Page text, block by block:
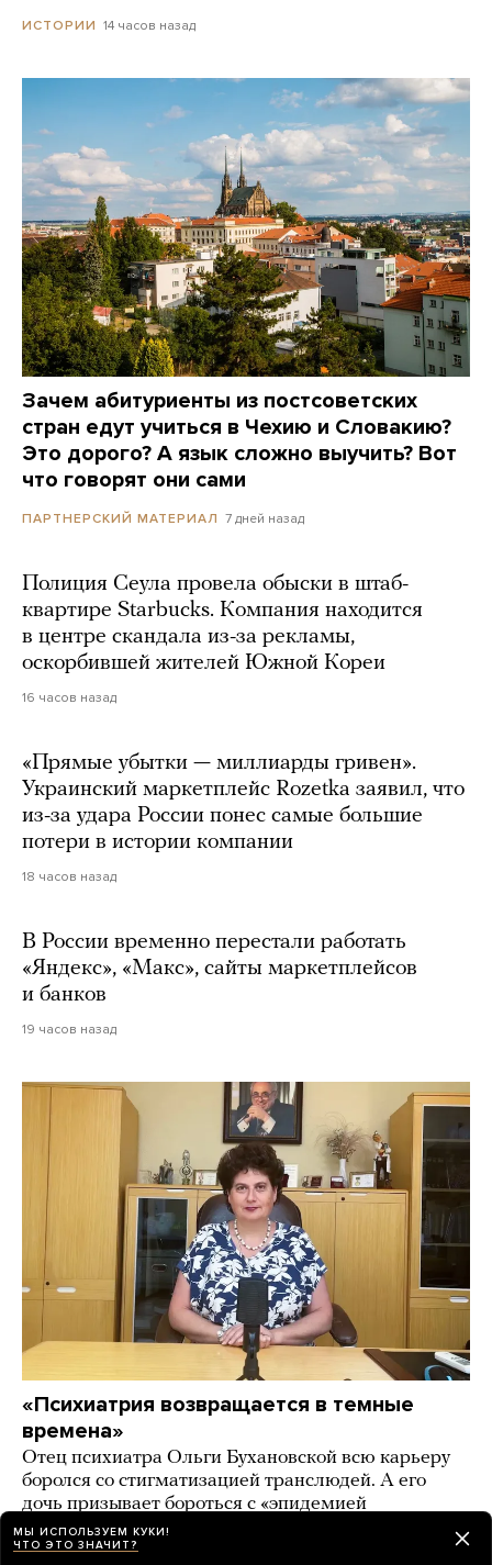
ИСТОРИИ 14 часов назад
Зачем абитуриенты из постсоветских
стран едут учиться в Чехию и Словакию?
Это дорого? А язык сложно выучить? Вот
что говорят они сами
ПАРТНЕРСКИЙ МАТЕРИАЛ 7 дней назад
Полиция Сеула провела обыски в штаб-
квартире Starbucks. Компания находится
в центре скандала из-за рекламы,
оскорбившей жителей Южной Кореи
16 часов назад
«Прямые убытки — миллиарды гривен».
Украинский маркетплейс Rozetka заявил, что
из-за удара России понес самые большие
потери в истории компании
18 часов назад
В России временно перестали работать
«Яндекс», «Макс», сайты маркетплейсов
и банков
19 часов назад
«Психиатрия возвращается в темные
времена»
Отец психиатра Ольги Бухановской всю карьеру
боролся со стигматизацией транслюдей. А его
дочь призывает бороться с «эпидемией
трансгендерности» в России
МЫ ИСПОЛЬЗУЕМ КУКИ!
ЧТО ЭТО ЗНАЧИТ?